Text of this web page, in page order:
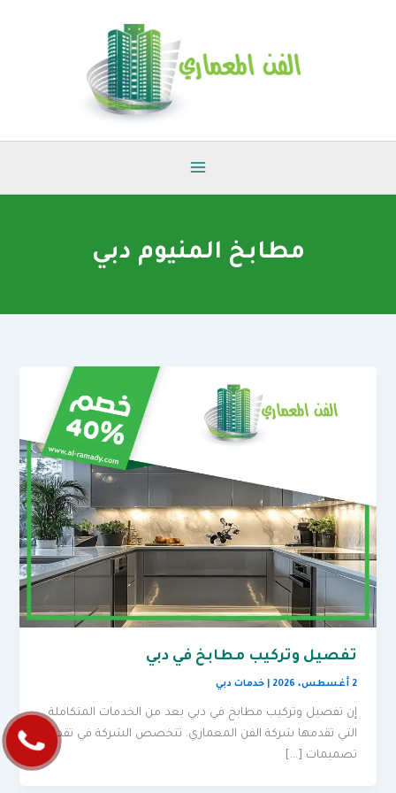
مطابخ المنيوم دبي
تفصيل وتركيب مطابخ في دبي
2 أغسطس، 2026 |خدمات دبي
إن تفصيل وتركيب مطابخ في دبي يعد من الخدمات المتكاملة
التي تقدمها شركة الفن المعماري. تتخصص الشركة في تقديم
تصميمات […]